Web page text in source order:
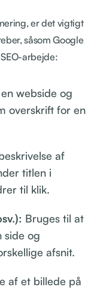
er det vigtigt
såsom Google
arbejde:
webside og
overskrift for en
af
titlen i
til klik.
Bruges til at
side og
afsnit.
af et billede på